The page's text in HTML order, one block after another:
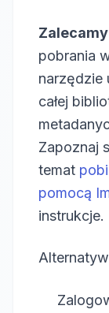
pobrania
narzędzie
całej
Zapoznaj
temat
pomocą
instrukcje.